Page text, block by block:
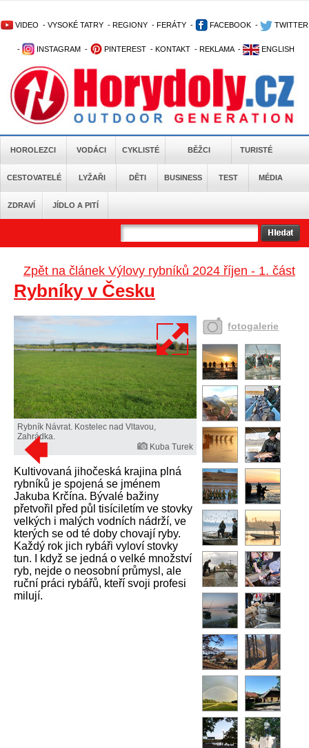
VIDEO - VYSOKÉ TATRY - REGIONY - FERÁTY - FACEBOOK - TWITTER
- INSTAGRAM - PINTEREST - KONTAKT - REKLAMA - ENGLISH
HOROLEZCI VODÁCI CYKLISTÉ BĚŽCI TURISTÉ
CESTOVATELÉ LYŽAŘI DĚTI BUSINESS TEST MÉDIA
ZDRAVÍ JÍDLO A PITÍ
Zpět na článek Výlovy rybníků 2024 říjen - 1. část
Rybníky v Česku
Rybník Návrat. Kostelec nad Vltavou,
Zahrádka.
Kuba Turek
Kultivovaná jihočeská krajina plná
rybníků je spojená se jménem
Jakuba Krčína. Bývalé bažiny
přetvořil před půl tisíciletím ve stovky
velkých i malých vodních nádrží, ve
kterých se od té doby chovají ryby.
Každý rok jich rybáři vyloví stovky
tun. I když se jedná o velké množství
ryb, nejde o neosobní průmysl, ale
ruční práci rybářů, kteří svoji profesi
milují.
fotogalerie